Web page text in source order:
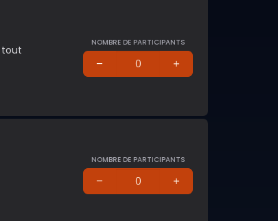
tout
NOMBRE DE PARTICIPANTS
NOMBRE DE PARTICIPANTS